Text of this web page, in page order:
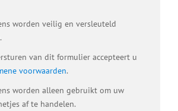
worden veilig en versleuteld
van dit formulier accepteert u
voorwaarden.
worden alleen gebruikt om uw
af te handelen.